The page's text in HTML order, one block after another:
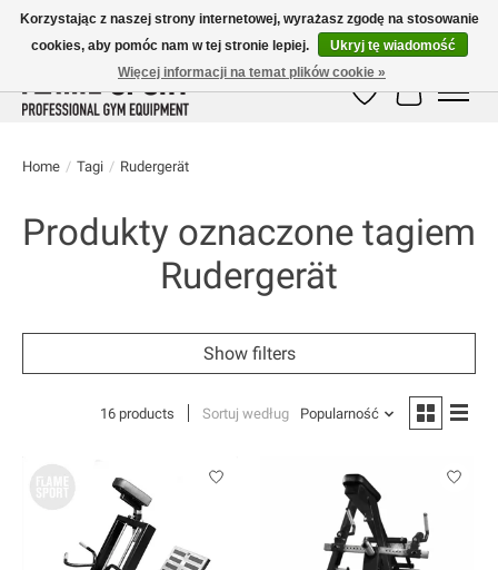
E-MAIL:info@flame-sport.deTEL.: +49 1525 9705 011
Lista życzeń
Koszyk
Home / Tagi / Rudergerät
Produkty oznaczone tagiem
Rudergerät
Show filters
16 products Sortuj według Popularność
Korzystając z naszej strony internetowej, wyrażasz zgodę na stosowanie
cookies, aby pomóc nam w tej stronie lepiej.
Ukryj tę wiadomość
Więcej informacji na temat plików cookie »